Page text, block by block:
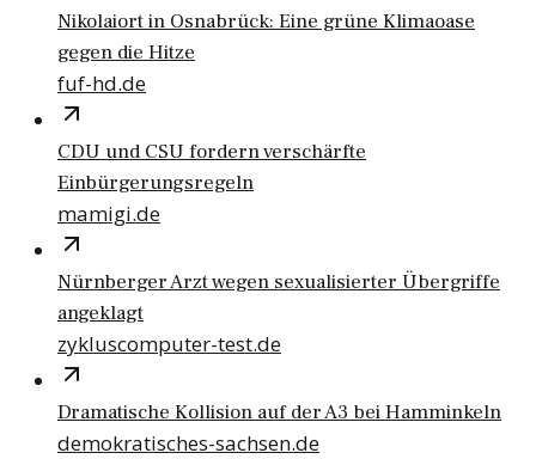
Nikolaiort in Osnabrück: Eine grüne Klimaoase
gegen die Hitze
fuf-hd.de
CDU und CSU fordern verschärfte
Einbürgerungsregeln
mamigi.de
Nürnberger Arzt wegen sexualisierter Übergriffe
angeklagt
zykluscomputer-test.de
Dramatische Kollision auf der A3 bei Hamminkeln
demokratisches-sachsen.de